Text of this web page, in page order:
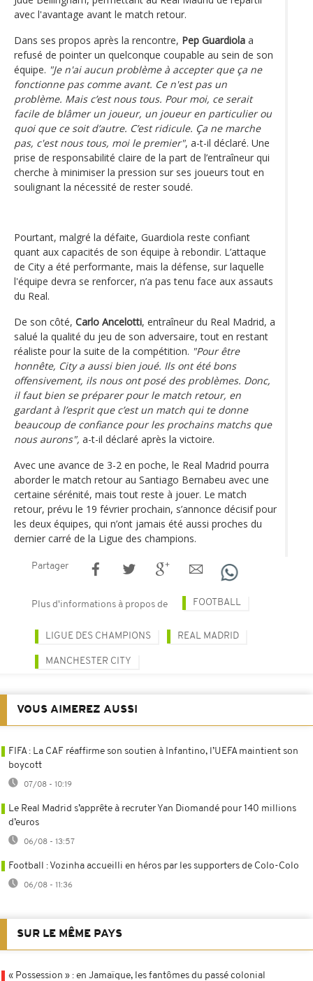
avec l'avantage avant le match retour.
Dans ses propos après la rencontre, Pep Guardiola a
refusé de pointer un quelconque coupable au sein de son
équipe. "Je n'ai aucun problème à accepter que ça ne
fonctionne pas comme avant. Ce n'est pas un
problème. Mais c’est nous tous. Pour moi, ce serait
facile de blâmer un joueur, un joueur en particulier ou
quoi que ce soit d’autre. C’est ridicule. Ça ne marche
pas, c'est nous tous, moi le premier", a-t-il déclaré. Une
prise de responsabilité claire de la part de l’entraîneur qui
cherche à minimiser la pression sur ses joueurs tout en
soulignant la nécessité de rester soudé.
Pourtant, malgré la défaite, Guardiola reste confiant
quant aux capacités de son équipe à rebondir. L’attaque
de City a été performante, mais la défense, sur laquelle
l'équipe devra se renforcer, n’a pas tenu face aux assauts
du Real.
De son côté, Carlo Ancelotti, entraîneur du Real Madrid, a
salué la qualité du jeu de son adversaire, tout en restant
réaliste pour la suite de la compétition. "Pour être
honnête, City a aussi bien joué. Ils ont été bons
offensivement, ils nous ont posé des problèmes. Donc,
il faut bien se préparer pour le match retour, en
gardant à l’esprit que c’est un match qui te donne
beaucoup de confiance pour les prochains matchs que
nous aurons", a-t-il déclaré après la victoire.
Avec une avance de 3-2 en poche, le Real Madrid pourra
aborder le match retour au Santiago Bernabeu avec une
certaine sérénité, mais tout reste à jouer. Le match
retour, prévu le 19 février prochain, s’annonce décisif pour
les deux équipes, qui n’ont jamais été aussi proches du
dernier carré de la Ligue des champions.
Partager
Plus d'informations à propos de FOOTBALL
LIGUE DES CHAMPIONS REAL MADRID
MANCHESTER CITY
VOUS AIMEREZ AUSSI
FIFA : La CAF réaffirme son soutien à Infantino, l’UEFA maintient son
boycott
07/08 - 10:19
Le Real Madrid s’apprête à recruter Yan Diomandé pour 140 millions
d’euros
06/08 - 13:57
Football : Vozinha accueilli en héros par les supporters de Colo-Colo
06/08 - 11:36
SUR LE MÊME PAYS
« Possession » : en Jamaïque, les fantômes du passé colonial